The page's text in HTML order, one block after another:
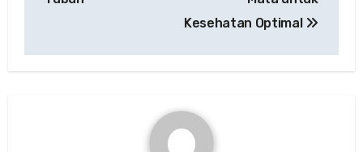
Kesehatan Optimal